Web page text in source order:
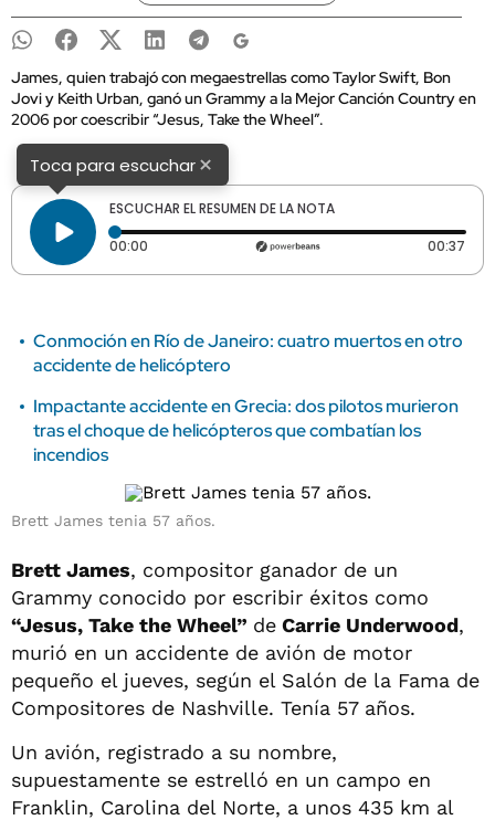
James, quien trabajó con megaestrellas como Taylor Swift, Bon
Jovi y Keith Urban, ganó un Grammy a la Mejor Canción Country en
2006 por coescribir “Jesus, Take the Wheel”.
Toca para escuchar×
ESCUCHAR EL RESUMEN DE LA NOTA
00:00 Tiempo transcurrido: 0 segundos 00:37
Conmoción en Río de Janeiro: cuatro muertos en otro
accidente de helicóptero
Impactante accidente en Grecia: dos pilotos murieron
tras el choque de helicópteros que combatían los
incendios
Brett James tenia 57 años.
Brett James, compositor ganador de un
Grammy conocido por escribir éxitos como
“Jesus, Take the Wheel” de Carrie Underwood,
murió en un accidente de avión de motor
pequeño el jueves, según el Salón de la Fama de
Compositores de Nashville. Tenía 57 años.
Un avión, registrado a su nombre,
supuestamente se estrelló en un campo en
Franklin, Carolina del Norte, a unos 435 km al